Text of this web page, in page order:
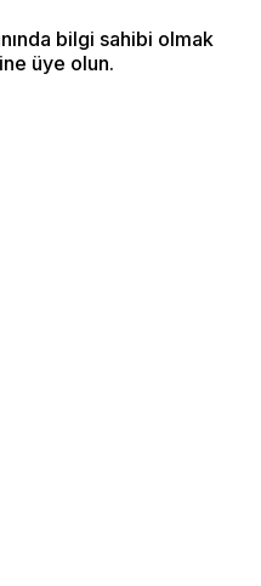
bilgi sahibi olmak
üye olun.